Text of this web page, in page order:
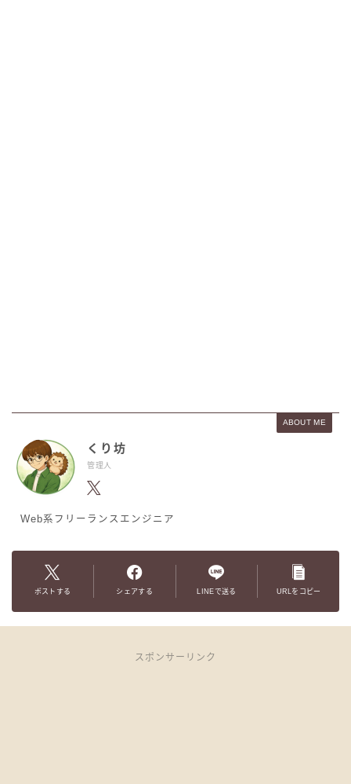
ABOUT ME
くり坊
管理人
Web系フリーランスエンジニア
ポストする シェアする LINEで送る URLをコピー
スポンサーリンク